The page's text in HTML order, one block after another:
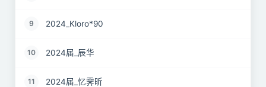
9 2024_Kloro*90
10 2024届_辰华
11 2024届_忆霁昕